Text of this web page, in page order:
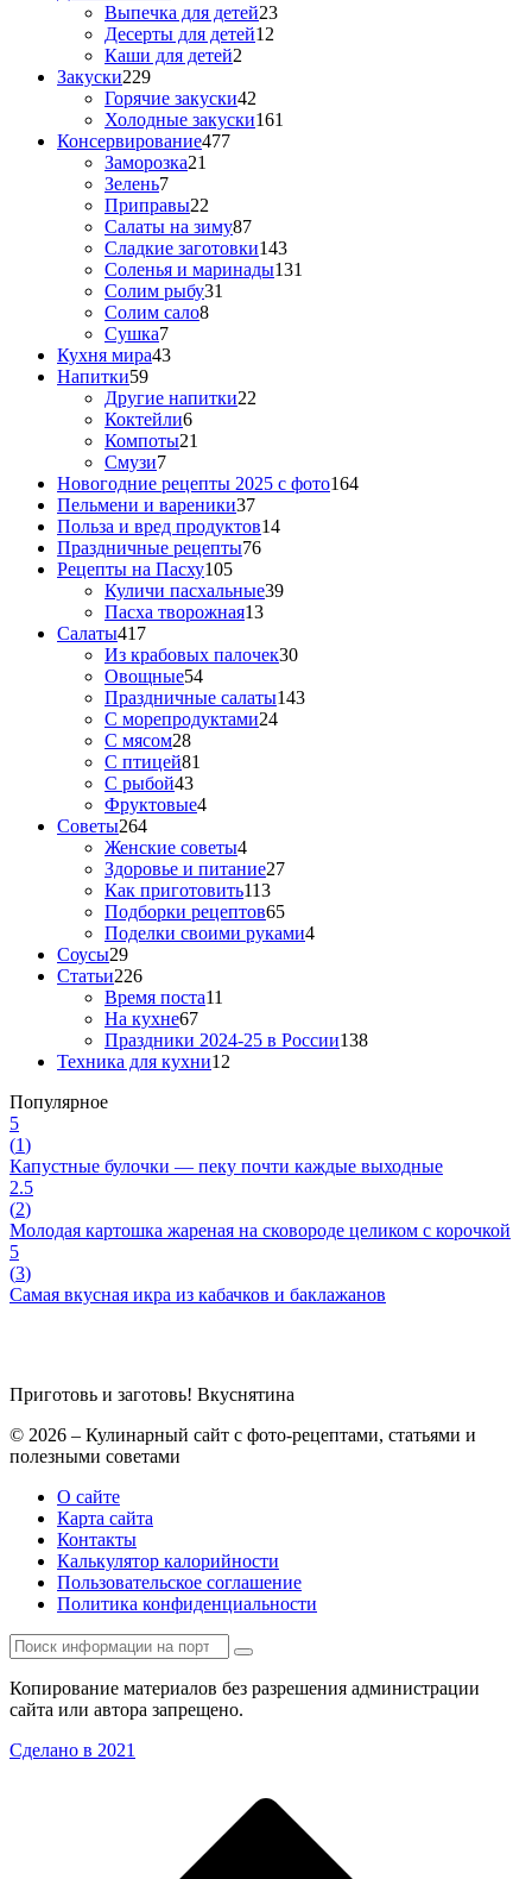
Выпечка для детей23
Десерты для детей12
Каши для детей2
Закуски229
Горячие закуски42
Холодные закуски161
Консервирование477
Заморозка21
Зелень7
Приправы22
Салаты на зиму87
Сладкие заготовки143
Соленья и маринады131
Солим рыбу31
Солим сало8
Сушка7
Кухня мира43
Напитки59
Другие напитки22
Коктейли6
Компоты21
Смузи7
Новогодние рецепты 2025 с фото164
Пельмени и вареники37
Польза и вред продуктов14
Праздничные рецепты76
Рецепты на Пасху105
Куличи пасхальные39
Пасха творожная13
Салаты417
Из крабовых палочек30
Овощные54
Праздничные салаты143
С морепродуктами24
С мясом28
С птицей81
С рыбой43
Фруктовые4
Советы264
Женские советы4
Здоровье и питание27
Как приготовить113
Подборки рецептов65
Поделки своими руками4
Соусы29
Статьи226
Время поста11
На кухне67
Праздники 2024-25 в России138
Техника для кухни12
Популярное
5
(1)
Капустные булочки — пеку почти каждые выходные
2.5
(2)
Молодая картошка жареная на сковороде целиком с корочкой
5
(3)
Самая вкусная икра из кабачков и баклажанов
Приготовь и заготовь! Вкуснятина
© 2026 – Кулинарный сайт с фото-рецептами, статьями и
полезными советами
О сайте
Карта сайта
Контакты
Калькулятор калорийности
Пользовательское соглашение
Политика конфиденциальности
Копирование материалов без разрешения администрации
сайта или автора запрещено.
Сделано в 2021